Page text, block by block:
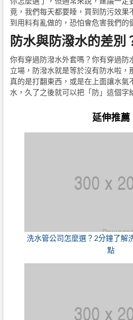
竟，我們每天都要睡，買到防污效果
到用料有亂做的，恐怕會危害我們的
防水與防潑水的差別
你有穿過防潑水外套嗎？你有穿過防
立場，防潑水就是等於沒有防水啦，
真的是打翻東西，或是在上面讓水氣
水，久了之後就可以把「防」這個字
延伸推薦
洗水管公司怎麼選？2分鐘了解
點